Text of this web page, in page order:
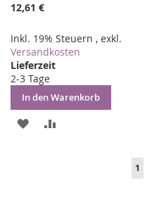
12,61 €
Inkl. 19% Steuern , exkl.
Versandkosten
Lieferzeit
2-3 Tage
In den Warenkorb
ZUR
Sie
1